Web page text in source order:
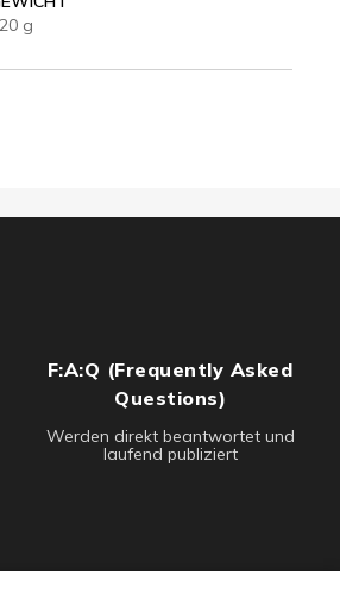
g
F:A:Q (Frequently Asked
Questions)
Werden direkt beantwortet und
laufend publiziert